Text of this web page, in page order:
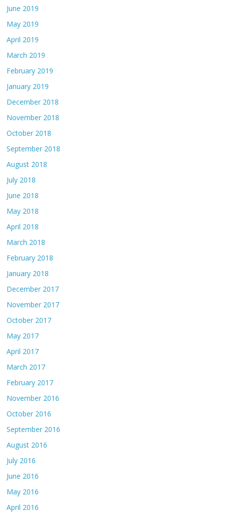
June 2019
May 2019
April 2019
March 2019
February 2019
January 2019
December 2018
November 2018
October 2018
September 2018
August 2018
July 2018
June 2018
May 2018
April 2018
March 2018
February 2018
January 2018
December 2017
November 2017
October 2017
May 2017
April 2017
March 2017
February 2017
November 2016
October 2016
September 2016
August 2016
July 2016
June 2016
May 2016
April 2016